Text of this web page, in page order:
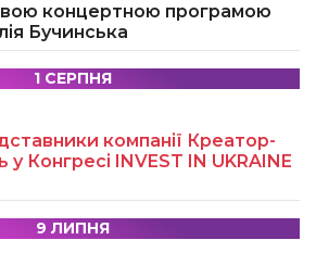
концертною програмою
Бучинська
1 СЕРПНЯ
компанії Креатор-
у Конгресі INVEST IN UKRAINE
9 ЛИПНЯ